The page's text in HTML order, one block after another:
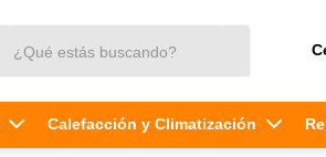
Calefacción y Climatización